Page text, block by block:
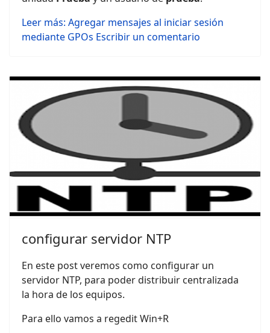
Leer más: Agregar mensajes al iniciar sesión
mediante GPOs Escribir un comentario
configurar servidor NTP
En este post veremos como configurar un
servidor NTP, para poder distribuir centralizada
la hora de los equipos.
Para ello vamos a regedit Win+R